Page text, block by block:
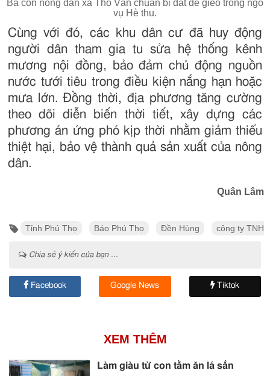
Bà con nông dân xã Thọ Văn chuẩn bị đất để gieo trồng ngô
vụ Hè thu.
Cùng với đó, các khu dân cư đã huy động
người dân tham gia tu sửa hệ thống kênh
mương nội đồng, bảo đảm chủ động nguồn
nước tưới tiêu trong điều kiện nắng hạn hoặc
mưa lớn. Đồng thời, địa phương tăng cường
theo dõi diễn biến thời tiết, xây dựng các
phương án ứng phó kịp thời nhằm giảm thiểu
thiệt hại, bảo vệ thành quả sản xuất của nông
dân.
Quân Lâm
Tỉnh Phú Thọ Báo Phú Thọ Đền Hùng công ty
Chia sẻ ý kiến của bạn ...
Facebook Google News Tiktok
XEM THÊM
Làm giàu từ con tằm ăn lá sắn